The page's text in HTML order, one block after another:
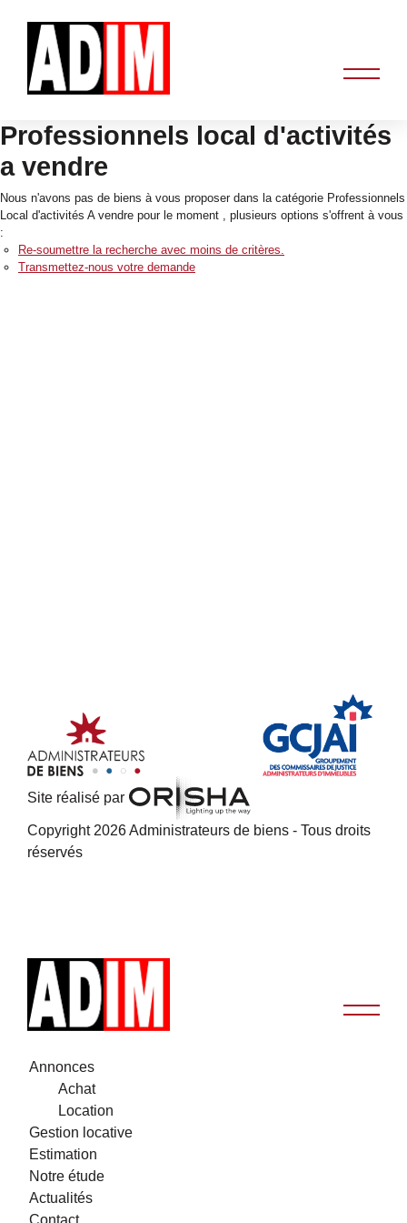
Professionnels local d'activités
a vendre
Nous n'avons pas de biens à vous proposer dans la catégorie Professionnels
Local d'activités A vendre pour le moment , plusieurs options s'offrent à vous
:
Re-soumettre la recherche avec moins de critères.
Transmettez-nous votre demande
Site réalisé par
Copyright 2026 Administrateurs de biens - Tous droits
réservés
Annonces
Achat
Location
Gestion locative
Estimation
Notre étude
Actualités
Contact